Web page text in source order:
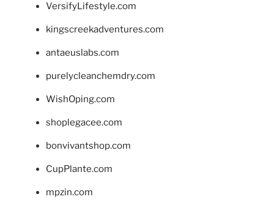
VersifyLifestyle.com
kingscreekadventures.com
antaeuslabs.com
purelycleanchemdry.com
WishOping.com
shoplegacee.com
bonvivantshop.com
CupPlante.com
mpzin.com